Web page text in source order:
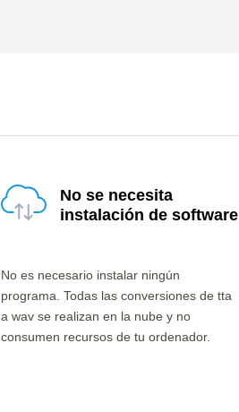
No se necesita
instalación de software
No es necesario instalar ningún
programa. Todas las conversiones de tta
a wav se realizan en la nube y no
consumen recursos de tu ordenador.